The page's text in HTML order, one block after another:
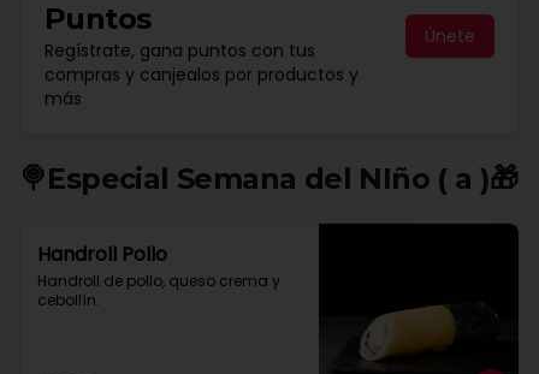
Puntos
Regístrate, gana puntos con tus
compras y canjealos por productos y
más
Únete
🍭Especial Semana del NIño ( a )🎁​
Handroll Pollo
Handroll de pollo, queso crema y
cebollín.